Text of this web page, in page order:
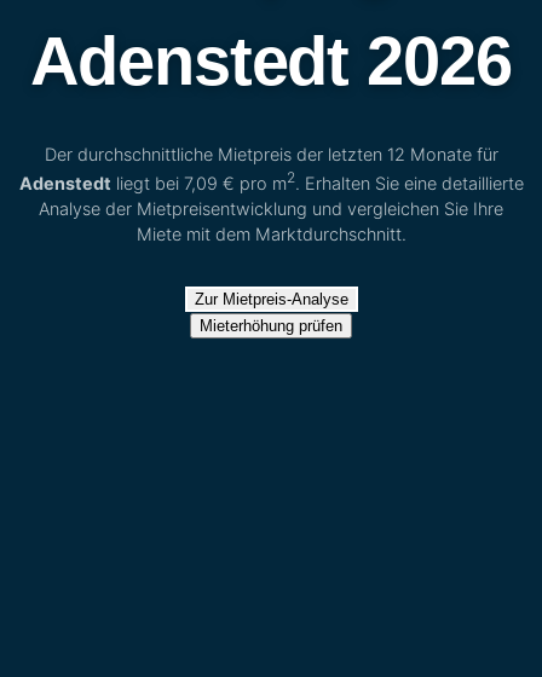
Adenstedt 2026
Der durchschnittliche Mietpreis der letzten 12 Monate für
Adenstedt liegt bei 7,09 € pro m2. Erhalten Sie eine detaillierte
Analyse der Mietpreisentwicklung und vergleichen Sie Ihre
Miete mit dem Marktdurchschnitt.
Zur Mietpreis-Analyse
Mieterhöhung prüfen